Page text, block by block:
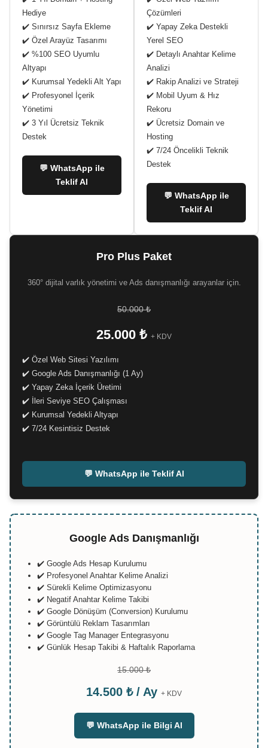
Hediye
✔️ Sınırsız Sayfa Ekleme
✔️ Özel Arayüz Tasarımı
✔️ %100 SEO Uyumlu
Altyapı
✔️ Kurumsal Yedekli Alt Yapı
✔️ Profesyonel İçerik
Yönetimi
✔️ 3 Yıl Ücretsiz Teknik
Destek
💬 WhatsApp ile
Teklif Al
Çözümleri
✔️ Yapay Zeka Destekli
Yerel SEO
✔️ Detaylı Anahtar Kelime
Analizi
✔️ Rakip Analizi ve Strateji
✔️ Mobil Uyum & Hız
Rekoru
✔️ Ücretsiz Domain ve
Hosting
✔️ 7/24 Öncelikli Teknik
Destek
💬 WhatsApp ile
Teklif Al
Pro Plus Paket
360° dijital varlık yönetimi ve Ads danışmanlığı arayanlar için.
50.000 ₺
25.000 ₺ + KDV
✔️ Özel Web Sitesi Yazılımı
✔️ Google Ads Danışmanlığı (1 Ay)
✔️ Yapay Zeka İçerik Üretimi
✔️ İleri Seviye SEO Çalışması
✔️ Kurumsal Yedekli Altyapı
✔️ 7/24 Kesintisiz Destek
💬 WhatsApp ile Teklif Al
Google Ads Danışmanlığı
✔️ Google Ads Hesap Kurulumu
✔️ Profesyonel Anahtar Kelime Analizi
✔️ Sürekli Kelime Optimizasyonu
✔️ Negatif Anahtar Kelime Takibi
✔️ Google Dönüşüm (Conversion) Kurulumu
✔️ Görüntülü Reklam Tasarımları
✔️ Google Tag Manager Entegrasyonu
✔️ Günlük Hesap Takibi & Haftalık Raporlama
15.000 ₺
14.500 ₺ / Ay + KDV
💬 WhatsApp ile Bilgi Al